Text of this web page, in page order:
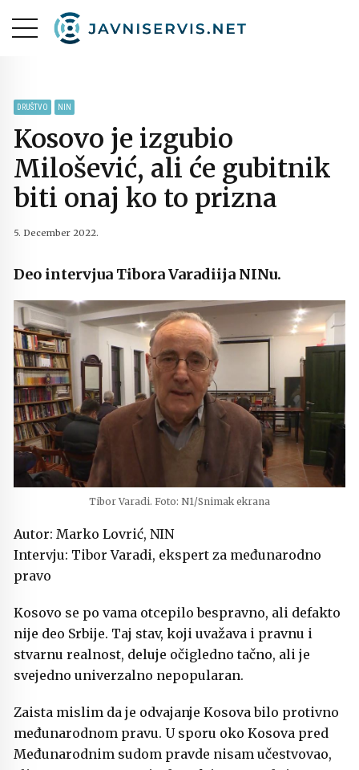
DRUŠTVO NIN
Kosovo je izgubio
Milošević, ali će gubitnik
biti onaj ko to prizna
5. December 2022.
Deo intervjua Tibora Varadiija NINu.
Tibor Varadi. Foto: N1/Snimak ekrana
Autor: Marko Lovrić, NIN
Intervju: Tibor Varadi, ekspert za međunarodno
pravo
Kosovo se po vama otcepilo bespravno, ali defakto
nije deo Srbije. Taj stav, koji uvažava i pravnu i
stvarnu realnost, deluje očigledno tačno, ali je
svejedno univerzalno nepopularan.
Zaista mislim da je odvajanje Kosova bilo protivno
međunarodnom pravu. U sporu oko Kosova pred
Međunarodnim sudom pravde nisam učestvovao,